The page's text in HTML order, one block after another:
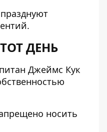
ДЕНЬ
Джеймс Кук
носить